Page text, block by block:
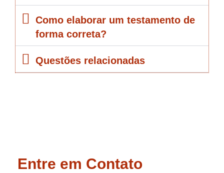
Como elaborar um testamento de
forma correta?
Questões relacionadas
Entre em Contato